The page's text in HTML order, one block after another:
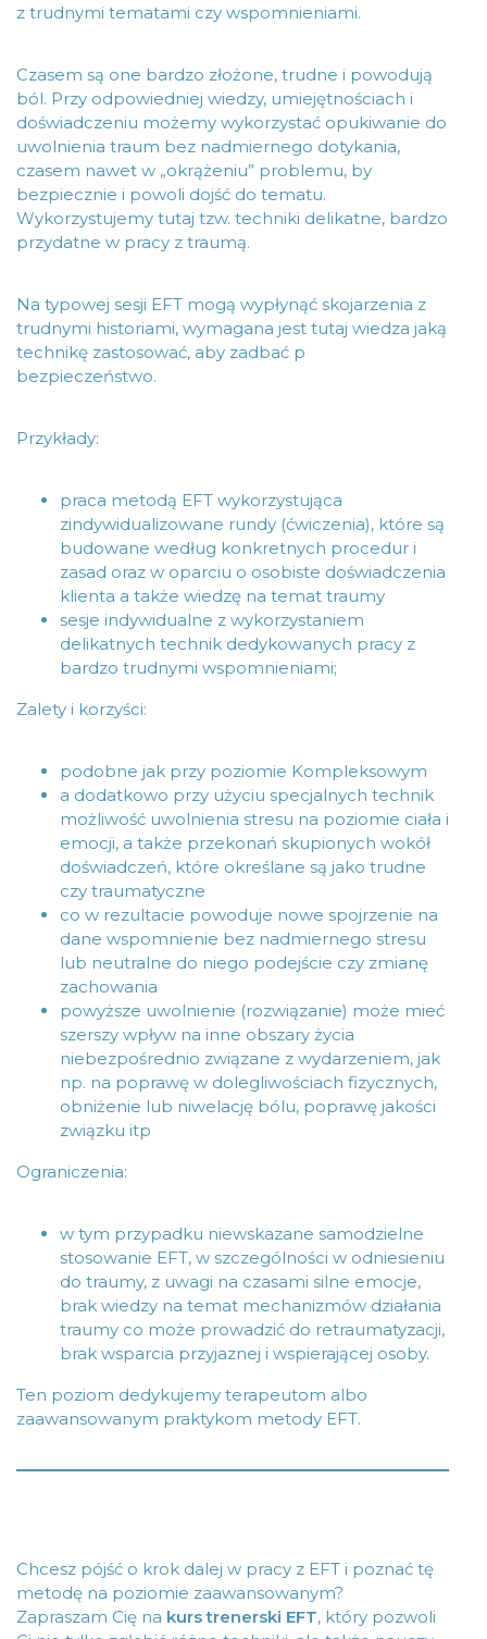
z trudnymi tematami czy wspomnieniami.
Czasem są one bardzo złożone, trudne i powodują
ból. Przy odpowiedniej wiedzy, umiejętnościach i
doświadczeniu możemy wykorzystać opukiwanie do
uwolnienia traum bez nadmiernego dotykania,
czasem nawet w „okrążeniu” problemu, by
bezpiecznie i powoli dojść do tematu.
Wykorzystujemy tutaj tzw. techniki delikatne, bardzo
przydatne w pracy z traumą.
Na typowej sesji EFT mogą wypłynąć skojarzenia z
trudnymi historiami, wymagana jest tutaj wiedza jaką
technikę zastosować, aby zadbać p
bezpieczeństwo.
Przykłady:
praca metodą EFT wykorzystująca
zindywidualizowane rundy (ćwiczenia), które są
budowane według konkretnych procedur i
zasad oraz w oparciu o osobiste doświadczenia
klienta a także wiedzę na temat traumy
sesje indywidualne z wykorzystaniem
delikatnych technik dedykowanych pracy z
bardzo trudnymi wspomnieniami;
Zalety i korzyści:
podobne jak przy poziomie Kompleksowym
a dodatkowo przy użyciu specjalnych technik
możliwość uwolnienia stresu na poziomie ciała i
emocji, a także przekonań skupionych wokół
doświadczeń, które określane są jako trudne
czy traumatyczne
co w rezultacie powoduje nowe spojrzenie na
dane wspomnienie bez nadmiernego stresu
lub neutralne do niego podejście czy zmianę
zachowania
powyższe uwolnienie (rozwiązanie) może mieć
szerszy wpływ na inne obszary życia
niebezpośrednio związane z wydarzeniem, jak
np. na poprawę w dolegliwościach fizycznych,
obniżenie lub niwelację bólu, poprawę jakości
związku itp
Ograniczenia:
w tym przypadku niewskazane samodzielne
stosowanie EFT, w szczególności w odniesieniu
do traumy, z uwagi na czasami silne emocje,
brak wiedzy na temat mechanizmów działania
traumy co może prowadzić do retraumatyzacji,
brak wsparcia przyjaznej i wspierającej osoby.
Ten poziom dedykujemy terapeutom albo
zaawansowanym praktykom metody EFT.
Chcesz pójść o krok dalej w pracy z EFT i poznać tę
metodę na poziomie zaawansowanym?
Zapraszam Cię na kurs trenerski EFT, który pozwoli